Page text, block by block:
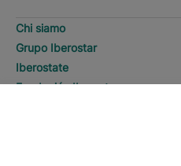
Chi siamo
Grupo Iberostar
Iberostate
Fundación Iberostar